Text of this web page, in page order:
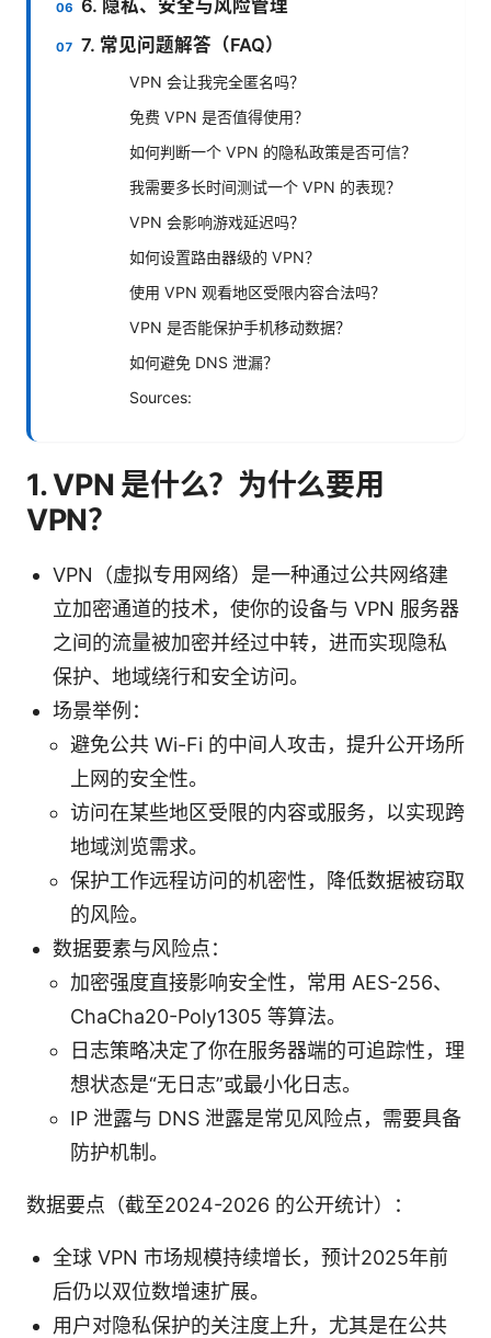
6. 隐私、安全与风险管理
7. 常见问题解答（FAQ）
VPN 会让我完全匿名吗？
免费 VPN 是否值得使用？
如何判断一个 VPN 的隐私政策是否可信？
我需要多长时间测试一个 VPN 的表现？
VPN 会影响游戏延迟吗？
如何设置路由器级的 VPN？
使用 VPN 观看地区受限内容合法吗？
VPN 是否能保护手机移动数据？
如何避免 DNS 泄漏？
Sources:
1. VPN 是什么？为什么要用
VPN？
VPN（虚拟专用网络）是一种通过公共网络建
立加密通道的技术，使你的设备与 VPN 服务器
之间的流量被加密并经过中转，进而实现隐私
保护、地域绕行和安全访问。
场景举例：
避免公共 Wi-Fi 的中间人攻击，提升公开场所
上网的安全性。
访问在某些地区受限的内容或服务，以实现跨
地域浏览需求。
保护工作远程访问的机密性，降低数据被窃取
的风险。
数据要素与风险点：
加密强度直接影响安全性，常用 AES-256、
ChaCha20-Poly1305 等算法。
日志策略决定了你在服务器端的可追踪性，理
想状态是“无日志”或最小化日志。
IP 泄露与 DNS 泄露是常见风险点，需要具备
防护机制。
数据要点（截至2024-2026 的公开统计）：
全球 VPN 市场规模持续增长，预计2025年前
后仍以双位数增速扩展。
用户对隐私保护的关注度上升，尤其是在公共